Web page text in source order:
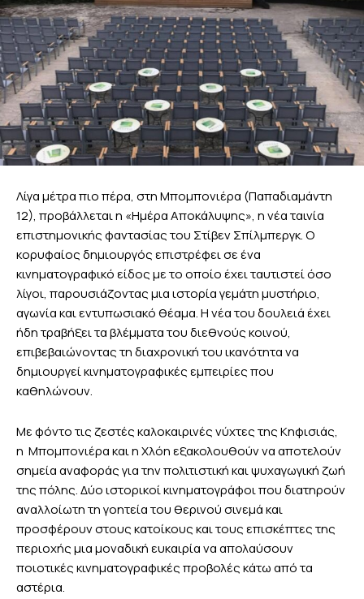
Λίγα μέτρα πιο πέρα, στη Μπομπονιέρα (Παπαδιαμάντη
12), προβάλλεται η «Ημέρα Αποκάλυψης», η νέα ταινία
επιστημονικής φαντασίας του Στίβεν Σπίλμπεργκ. Ο
κορυφαίος δημιουργός επιστρέφει σε ένα
κινηματογραφικό είδος με το οποίο έχει ταυτιστεί όσο
λίγοι, παρουσιάζοντας μια ιστορία γεμάτη μυστήριο,
αγωνία και εντυπωσιακό θέαμα. Η νέα του δουλειά έχει
ήδη τραβήξει τα βλέμματα του διεθνούς κοινού,
επιβεβαιώνοντας τη διαχρονική του ικανότητα να
δημιουργεί κινηματογραφικές εμπειρίες που
καθηλώνουν.
Με φόντο τις ζεστές καλοκαιρινές νύχτες της Κηφισιάς,
η Μπομπονιέρα και η Χλόη εξακολουθούν να αποτελούν
σημεία αναφοράς για την πολιτιστική και ψυχαγωγική ζωή
της πόλης. Δύο ιστορικοί κινηματογράφοι που διατηρούν
αναλλοίωτη τη γοητεία του θερινού σινεμά και
προσφέρουν στους κατοίκους και τους επισκέπτες της
περιοχής μια μοναδική ευκαιρία να απολαύσουν
ποιοτικές κινηματογραφικές προβολές κάτω από τα
αστέρια.